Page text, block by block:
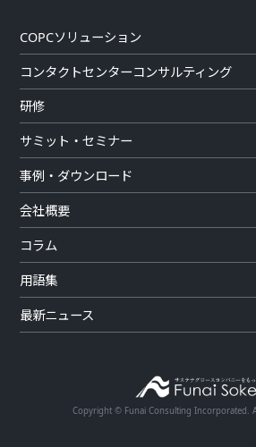
COPCソリューション
コンタクトセンターコンサルティング
研修
サミット・セミナー
事例・ダウンロード
会社概要
コラム
用語集
最新ニュース
Copyright © Funai Consulting Incorporated.